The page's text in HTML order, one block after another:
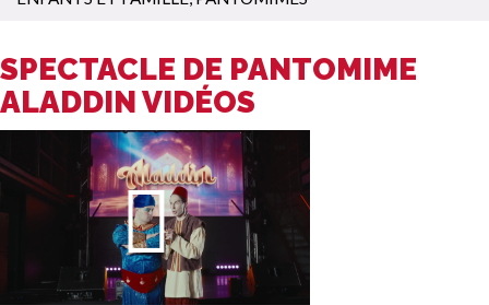
SPECTACLE DE PANTOMIME
ALADDIN VIDÉOS